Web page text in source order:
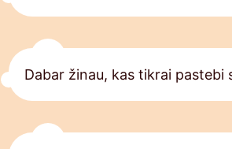
Dabar žinau, kas tikrai pastebi